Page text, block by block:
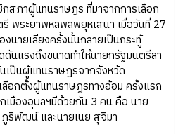
กสภาผู้แทนราษฎร ที่มาจากการเลือก
พระยาพหลพลพยุหเสนา เมื่อวันที่ 27
นายเลียงครั้งนั้นกลายเป็นกระทู้
นแรงถึงขนาดทำให้นายกรัฐมนตรีลา
เป็นผู้แทนราษฎรจากจังหวัด
อกตั้งผู้แทนราษฎรทางอ้อม ครั้งแรก
มืองอุบลฯมีด้วยกัน 3 คน คือ นาย
ภูริพัฒน์ และนายเนย สุจิมา